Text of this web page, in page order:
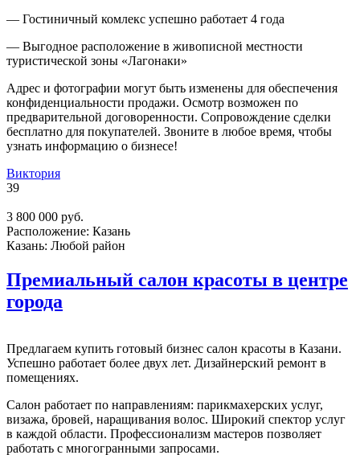
— Гостиничный комлекс успешно работает 4 года
— Выгодное расположение в живописной местности
туристической зоны «Лагонаки»
Адрес и фотографии могут быть изменены для обеспечения
конфиденциальности продажи. Осмотр возможен по
предварительной договоренности. Сопровождение сделки
бесплатно для покупателей. Звоните в любое время, чтобы
узнать информацию о бизнесе!
Виктория
39
3 800 000 руб.
Расположение: Казань
Казань: Любой район
Премиальный салон красоты в центре
города
Предлагаем купить готовый бизнес салон красоты в Казани.
Успешно работает более двух лет. Дизайнерский ремонт в
помещениях.
Салон работает по направлениям: парикмахерских услуг,
визажа, бровей, наращивания волос. Широкий спектор услуг
в каждой области. Профессионализм мастеров позволяет
работать с многогранными запросами.